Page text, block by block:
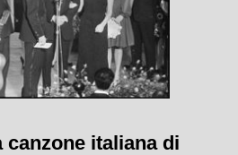
canzone italiana di